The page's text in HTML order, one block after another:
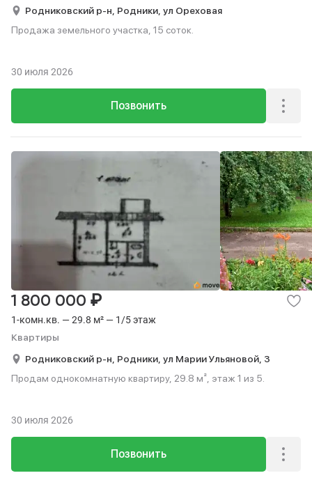
Родниковский р-н, Родники, ул Ореховая
Продажа земельного участка, 15 соток.
Позвонить
30 июля 2026
1-комн.кв. — 29.8 м² — 1/5 этаж
Квартиры
1 800 000 ₽
Родниковский р-н, Родники, ул Марии Ульяновой, 3
Продам однокомнатную квартиру, 29.8 м², этаж 1 из 5.
Позвонить
30 июля 2026